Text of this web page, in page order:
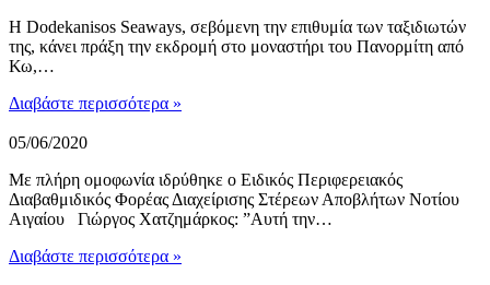
Η Dodekanisos Seaways, σεβόμενη την επιθυμία των ταξιδιωτών
της, κάνει πράξη την εκδρομή στο μοναστήρι του Πανορμίτη από
Κω,…
Διαβάστε περισσότερα »
05/06/2020
Με πλήρη ομοφωνία ιδρύθηκε ο Ειδικός Περιφερειακός
Διαβαθμιδικός Φορέας Διαχείρισης Στέρεων Αποβλήτων Νοτίου
Αιγαίου Γιώργος Χατζημάρκος: ”Αυτή την…
Διαβάστε περισσότερα »